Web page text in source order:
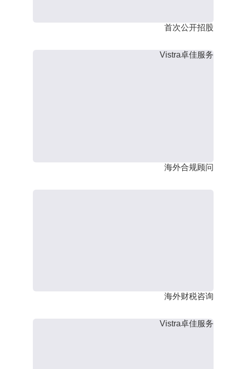
首次公开招股
Vistra卓佳服务
海外合规顾问
海外财税咨询
Vistra卓佳服务